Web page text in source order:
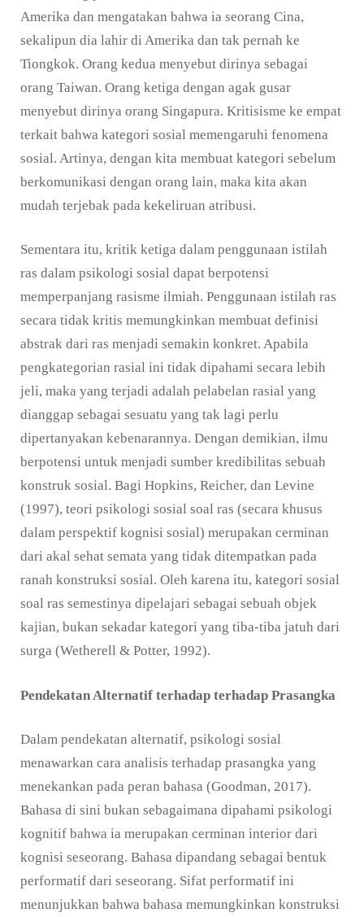
Amerika dan mengatakan bahwa ia seorang Cina,
sekalipun dia lahir di Amerika dan tak pernah ke
Tiongkok. Orang kedua menyebut dirinya sebagai
orang Taiwan. Orang ketiga dengan agak gusar
menyebut dirinya orang Singapura. Kritisisme ke empat
terkait bahwa kategori sosial memengaruhi fenomena
sosial. Artinya, dengan kita membuat kategori sebelum
berkomunikasi dengan orang lain, maka kita akan
mudah terjebak pada kekeliruan atribusi.
Sementara itu, kritik ketiga dalam penggunaan istilah
ras dalam psikologi sosial dapat berpotensi
memperpanjang rasisme ilmiah. Penggunaan istilah ras
secara tidak kritis memungkinkan membuat definisi
abstrak dari ras menjadi semakin konkret. Apabila
pengkategorian rasial ini tidak dipahami secara lebih
jeli, maka yang terjadi adalah pelabelan rasial yang
dianggap sebagai sesuatu yang tak lagi perlu
dipertanyakan kebenarannya. Dengan demikian, ilmu
berpotensi untuk menjadi sumber kredibilitas sebuah
konstruk sosial. Bagi Hopkins, Reicher, dan Levine
(1997), teori psikologi sosial soal ras (secara khusus
dalam perspektif kognisi sosial) merupakan cerminan
dari akal sehat semata yang tidak ditempatkan pada
ranah konstruksi sosial. Oleh karena itu, kategori sosial
soal ras semestinya dipelajari sebagai sebuah objek
kajian, bukan sekadar kategori yang tiba-tiba jatuh dari
surga (Wetherell & Potter, 1992).
Pendekatan Alternatif terhadap terhadap Prasangka
Dalam pendekatan alternatif, psikologi sosial
menawarkan cara analisis terhadap prasangka yang
menekankan pada peran bahasa (Goodman, 2017).
Bahasa di sini bukan sebagaimana dipahami psikologi
kognitif bahwa ia merupakan cerminan interior dari
kognisi seseorang. Bahasa dipandang sebagai bentuk
performatif dari seseorang. Sifat performatif ini
menunjukkan bahwa bahasa memungkinkan konstruksi